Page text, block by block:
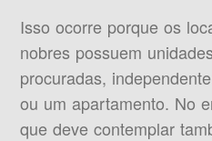
Isso ocorre porque os
nobres possuem
procuradas,
ou um apartamento. No
que deve contemplar